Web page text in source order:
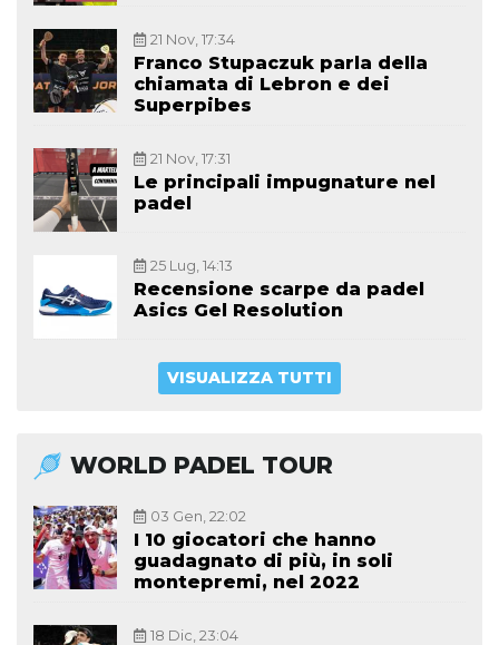
21 Nov, 17:34
Franco Stupaczuk parla della
chiamata di Lebron e dei
Superpibes
21 Nov, 17:31
Le principali impugnature nel
padel
25 Lug, 14:13
Recensione scarpe da padel
Asics Gel Resolution
VISUALIZZA TUTTI
WORLD PADEL TOUR
03 Gen, 22:02
I 10 giocatori che hanno
guadagnato di più, in soli
montepremi, nel 2022
18 Dic, 23:04